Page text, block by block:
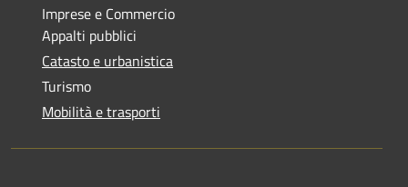
Imprese e Commercio
Appalti pubblici
Catasto e urbanistica
Turismo
Mobilità e trasporti